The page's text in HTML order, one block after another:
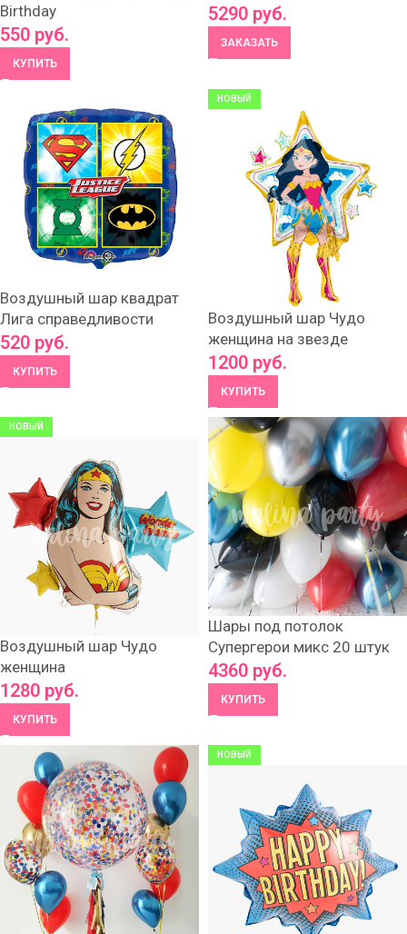
Birthday
550 руб.
КУПИТЬ
5290 руб.
ЗАКАЗАТЬ
Воздушный шар квадрат
Лига справедливости
520 руб.
КУПИТЬ
НОВЫЙ
Воздушный шар Чудо
женщина на звезде
1200 руб.
КУПИТЬ
НОВЫЙ
Воздушный шар Чудо
женщина
1280 руб.
КУПИТЬ
Шары под потолок
Супергерои микс 20 штук
4360 руб.
КУПИТЬ
НОВЫЙ